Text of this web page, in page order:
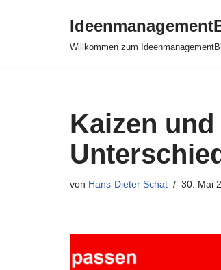
Willkommen zum
Kaizen
von Hans-Dieter Schat 30. Mai